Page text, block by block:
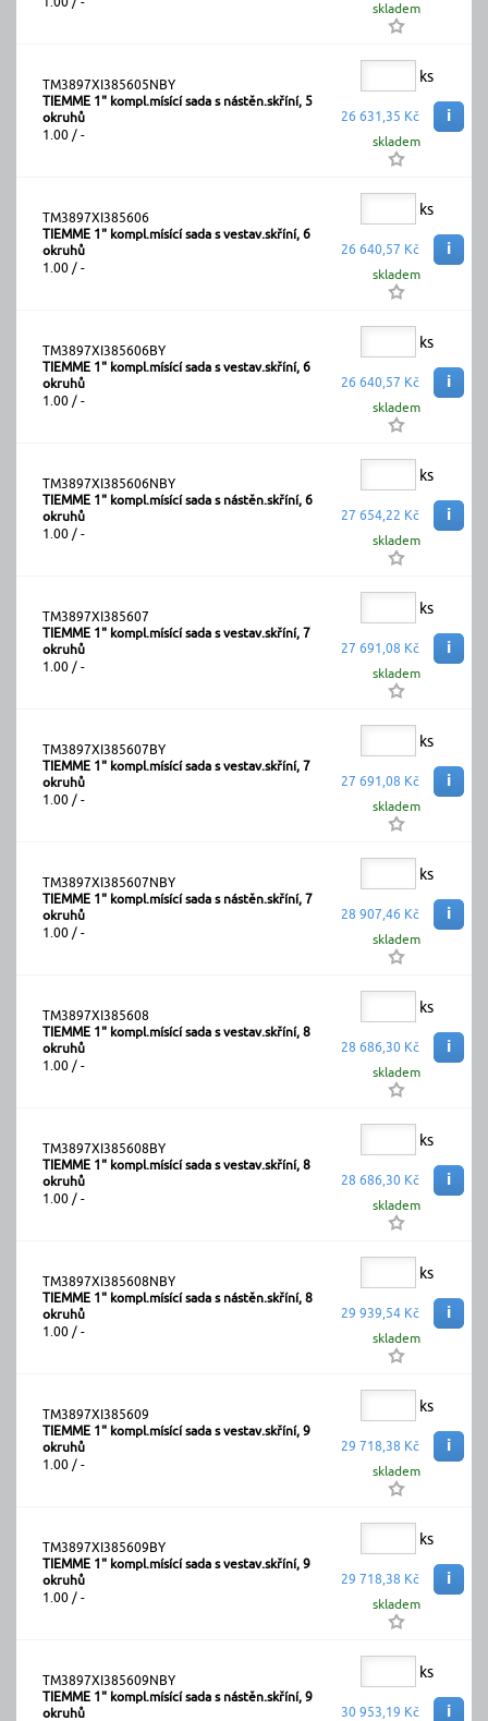
skladem
TM3897XI385605NBY
TIEMME 1" kompl.mísící sada s nástěn.skříní, 5
okruhů
1.00 / -
ks
26 631,35 Kč i
skladem
TM3897XI385606
TIEMME 1" kompl.mísící sada s vestav.skříní, 6
okruhů
1.00 / -
ks
26 640,57 Kč i
skladem
TM3897XI385606BY
TIEMME 1" kompl.mísící sada s vestav.skříní, 6
okruhů
1.00 / -
ks
26 640,57 Kč i
skladem
TM3897XI385606NBY
TIEMME 1" kompl.mísící sada s nástěn.skříní, 6
okruhů
1.00 / -
ks
27 654,22 Kč i
skladem
TM3897XI385607
TIEMME 1" kompl.mísící sada s vestav.skříní, 7
okruhů
1.00 / -
ks
27 691,08 Kč i
skladem
TM3897XI385607BY
TIEMME 1" kompl.mísící sada s vestav.skříní, 7
okruhů
1.00 / -
ks
27 691,08 Kč i
skladem
TM3897XI385607NBY
TIEMME 1" kompl.mísící sada s nástěn.skříní, 7
okruhů
1.00 / -
ks
28 907,46 Kč i
skladem
TM3897XI385608
TIEMME 1" kompl.mísící sada s vestav.skříní, 8
okruhů
1.00 / -
ks
28 686,30 Kč i
skladem
TM3897XI385608BY
TIEMME 1" kompl.mísící sada s vestav.skříní, 8
okruhů
1.00 / -
ks
28 686,30 Kč i
skladem
TM3897XI385608NBY
TIEMME 1" kompl.mísící sada s nástěn.skříní, 8
okruhů
1.00 / -
ks
29 939,54 Kč i
skladem
TM3897XI385609
TIEMME 1" kompl.mísící sada s vestav.skříní, 9
okruhů
1.00 / -
ks
29 718,38 Kč i
skladem
TM3897XI385609BY
TIEMME 1" kompl.mísící sada s vestav.skříní, 9
okruhů
1.00 / -
ks
29 718,38 Kč i
skladem
TM3897XI385609NBY
TIEMME 1" kompl.mísící sada s nástěn.skříní, 9
okruhů
ks
30 953,19 Kč i